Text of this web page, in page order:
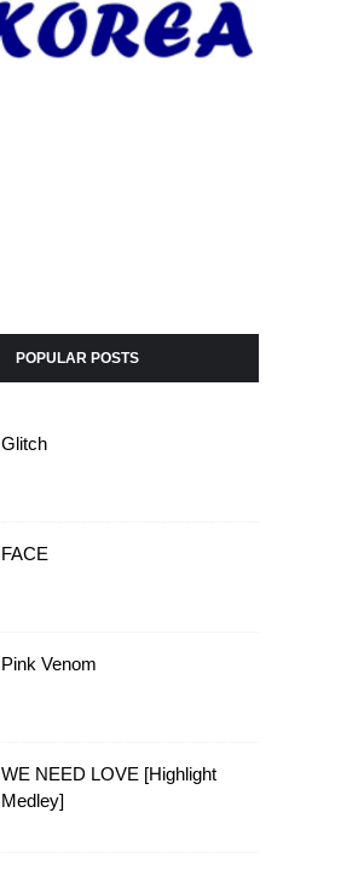
POPULAR POSTS
Glitch
FACE
Pink Venom
WE NEED LOVE [Highlight
Medley]